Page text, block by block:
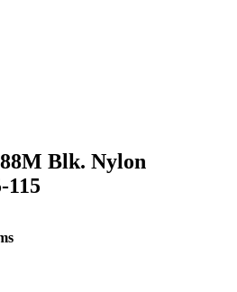
Blk. Nylon
115